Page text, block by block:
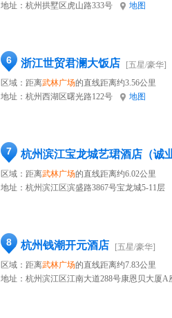
地址： 杭州拱墅区虎山路333号 地图
6 浙江世贸君澜大饭店
[五星/豪华]
区域：距离武林广场的直线距离约3.56公里
地址： 杭州西湖区曙光路122号 地图
7 杭州滨江宝龙城艺珺酒店（诚
区域：距离武林广场的直线距离约6.02公里
地址： 杭州滨江区滨盛路3867号宝龙城5-11层
8 杭州钱潮开元酒店
[五星/豪华]
区域：距离武林广场的直线距离约7.83公里
地址： 杭州滨江区江南大道288号康恩贝大厦A